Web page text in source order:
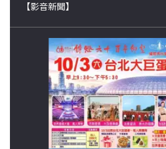
【影音新聞】